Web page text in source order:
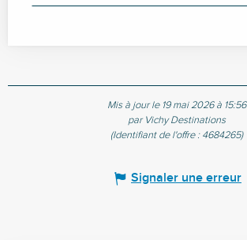
Mis à jour le 19 mai 2026 à 15:56
par Vichy Destinations
(Identifiant de l'offre : 4684265)
Signaler une erreur